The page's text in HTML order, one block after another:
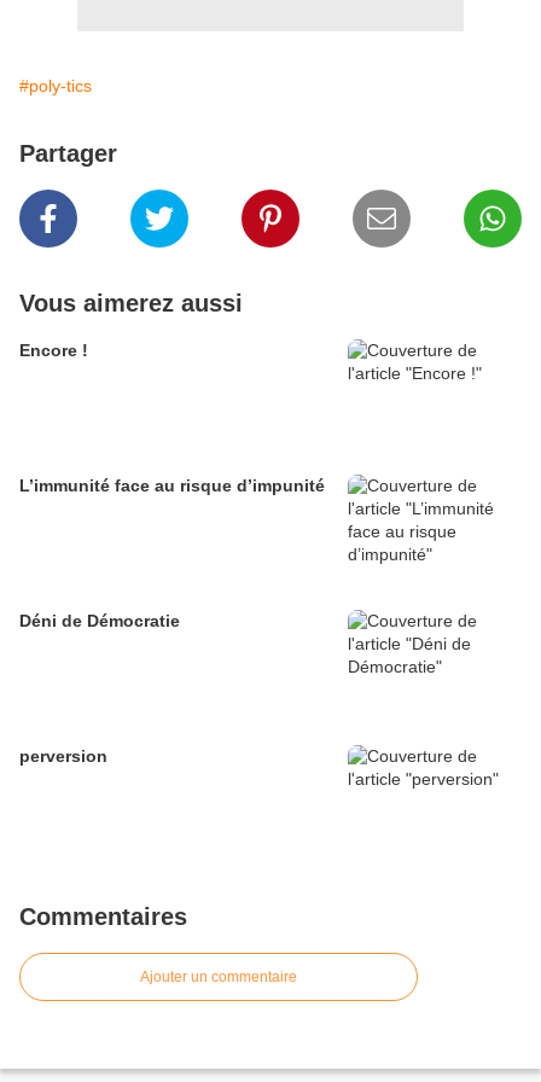
#poly-tics
Partager
Vous aimerez aussi
Encore !
L’immunité face au risque d’impunité
Déni de Démocratie
perversion
Commentaires
Ajouter un commentaire